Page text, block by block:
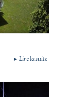
► Lire la suite